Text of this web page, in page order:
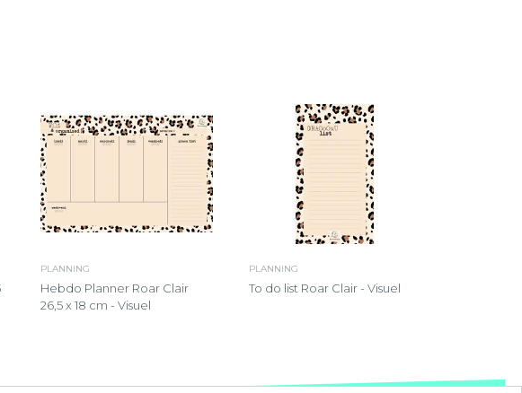
PLANNING
Hebdo Planner Roar Clair
26,5 x 18 cm - Visuel
PLANNING
To do list Roar Clair - Visuel